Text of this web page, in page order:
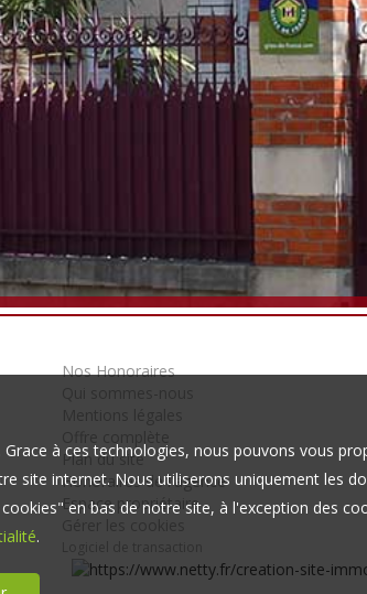
Nos Honoraires
Plan du site
Honoraires de l'agence
Espace propriétaire
à ces technologies, nous pouvons vous
site internet. Nous utiliserons uniquement les
en bas de notre site, à l'exception des
.